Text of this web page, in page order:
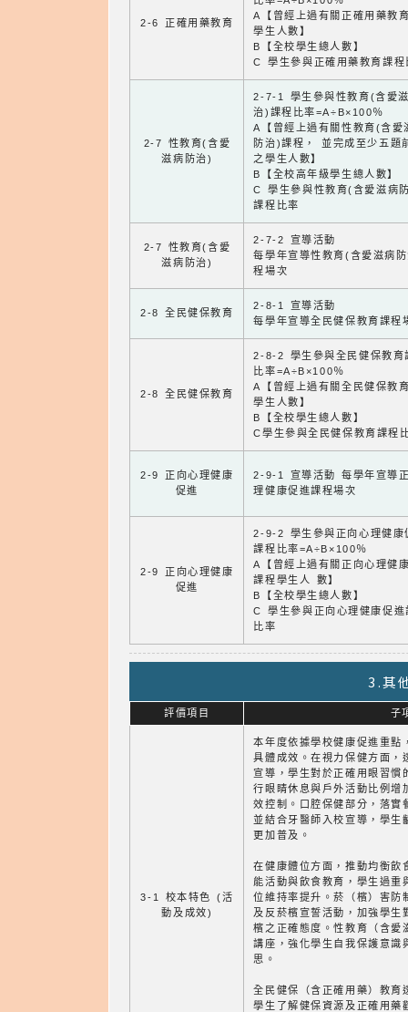
2-6 正確用藥教育
A【曾經上過有關正確用藥教
學生人數】
B【全校學生總人數】
C 學生參與正確用藥教育課程
2-7 性教育(含愛
滋病防治)
2-7-1 學生參與性教育(含愛
治)課程比率=A÷B×100％
A【曾經上過有關性教育(含愛
防治)課程， 並完成至少五題
之學生人數】
B【全校高年級學生總人數】
C 學生參與性教育(含愛滋病
課程比率
2-7 性教育(含愛
滋病防治)
2-7-2 宣導活動
每學年宣導性教育(含愛滋病
程場次
2-8 全民健保教育
2-8-1 宣導活動
每學年宣導全民健保教育課程
2-8 全民健保教育
2-8-2 學生參與全民健保教育
比率=A÷B×100％
A【曾經上過有關全民健保教
學生人數】
B【全校學生總人數】
C學生參與全民健保教育課程
2-9 正向心理健康
促進
2-9-1 宣導活動 每學年宣導
理健康促進課程場次
2-9 正向心理健康
促進
2-9-2 學生參與正向心理健康
課程比率=A÷B×100％
A【曾經上過有關正向心理健
課程學生人 數】
B【全校學生總人數】
C 學生參與正向心理健康促進
比率
3.其
評價項目 子
3-1 校本特色 (活
動及成效)
本年度依據學校健康促進重點
具體成效。在視力保健方面，
宣導，學生對於正確用眼習慣
行眼睛休息與戶外活動比例增
效控制。口腔保健部分，落實
並結合牙醫師入校宣導，學生
更加普及。
在健康體位方面，推動均衡飲
能活動與飲食教育，學生過重
位維持率提升。菸（檳）害防
及反菸檳宣誓活動，加強學生
檳之正確態度。性教育（含愛
講座，強化學生自我保護意識
思。
全民健保（含正確用藥）教育
學生了解健保資源及正確用藥